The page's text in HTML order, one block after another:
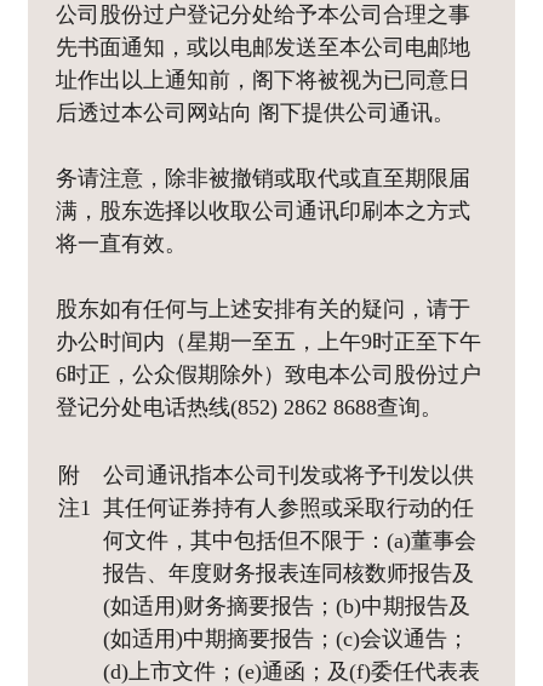
公司股份过户登记分处给予本公司合理之事
先书面通知，或以电邮发送至本公司电邮地
址作出以上通知前，阁下将被视为已同意日
后透过本公司网站向 阁下提供公司通讯。
务请注意，除非被撤销或取代或直至期限届
满，股东选择以收取公司通讯印刷本之方式
将一直有效。
股东如有任何与上述安排有关的疑问，请于
办公时间内（星期一至五，上午9时正至下午
6时正，公众假期除外）致电本公司股份过户
登记分处电话热线(852) 2862 8688查询。
附
注1
公司通讯指本公司刊发或将予刊发以供
其任何证券持有人参照或采取行动的任
何文件，其中包括但不限于：(a)董事会
报告、年度财务报表连同核数师报告及
(如适用)财务摘要报告；(b)中期报告及
(如适用)中期摘要报告；(c)会议通告；
(d)上市文件；(e)通函；及(f)委任代表表